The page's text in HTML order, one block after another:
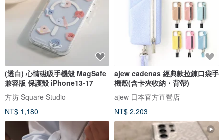
(透白) 心情磁吸手機殼 MagSafe
兼容版 保護殼 iPhone13-17
方坊 Square Studio
NT$ 1,180
ajew cadenas 經典款拉鍊口袋手
機殼(含卡夾收納・背帶)
ajew 日本官方直營店
NT$ 2,203